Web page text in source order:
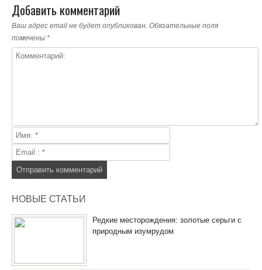
Добавить комментарий
Ваш адрес email не будет опубликован. Обязательные поля
помечены *
НОВЫЕ СТАТЬИ
Редкие месторождения: золотые серьги с
природным изумрудом